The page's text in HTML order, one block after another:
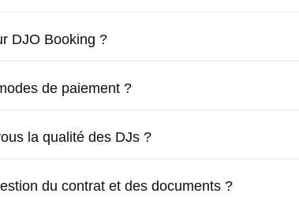
DJO Booking ?
de paiement ?
la qualité des DJs ?
du contrat et des documents ?